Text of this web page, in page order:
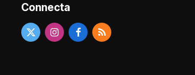
Connecta
X
InstagramFacebook
RSS